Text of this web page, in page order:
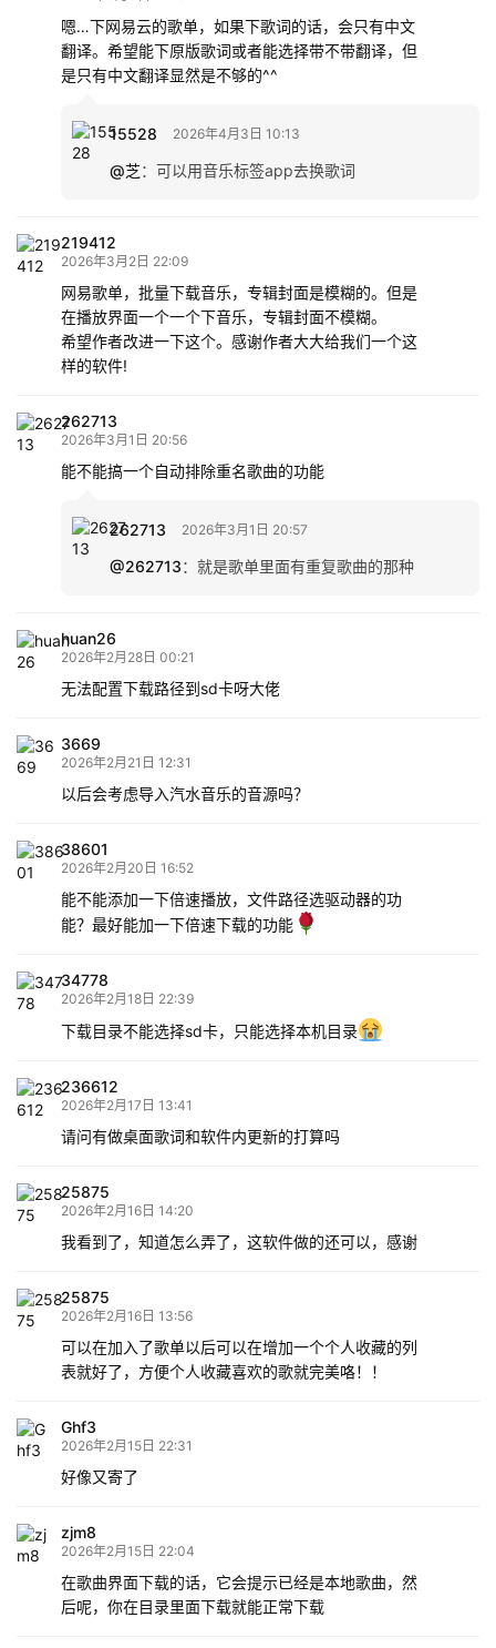
嗯…下网易云的歌单，如果下歌词的话，会只有中文
翻译。希望能下原版歌词或者能选择带不带翻译，但
是只有中文翻译显然是不够的^^
15528 2026年4月3日 10:13
@芝： 可以用音乐标签app去换歌词
219412
2026年3月2日 22:09
网易歌单，批量下载音乐，专辑封面是模糊的。但是
在播放界面一个一个下音乐，专辑封面不模糊。
希望作者改进一下这个。感谢作者大大给我们一个这
样的软件!
262713
2026年3月1日 20:56
能不能搞一个自动排除重名歌曲的功能
262713 2026年3月1日 20:57
@262713： 就是歌单里面有重复歌曲的那种
huan26
2026年2月28日 00:21
无法配置下载路径到sd卡呀大佬
3669
2026年2月21日 12:31
以后会考虑导入汽水音乐的音源吗？
38601
2026年2月20日 16:52
能不能添加一下倍速播放，文件路径选驱动器的功
能？最好能加一下倍速下载的功能
34778
2026年2月18日 22:39
下载目录不能选择sd卡，只能选择本机目录
236612
2026年2月17日 13:41
请问有做桌面歌词和软件内更新的打算吗
25875
2026年2月16日 14:20
我看到了，知道怎么弄了，这软件做的还可以，感谢
25875
2026年2月16日 13:56
可以在加入了歌单以后可以在增加一个个人收藏的列
表就好了，方便个人收藏喜欢的歌就完美咯！！
Ghf3
2026年2月15日 22:31
好像又寄了
zjm8
2026年2月15日 22:04
在歌曲界面下载的话，它会提示已经是本地歌曲，然
后呢，你在目录里面下载就能正常下载